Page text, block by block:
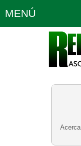
MENÚ
Política